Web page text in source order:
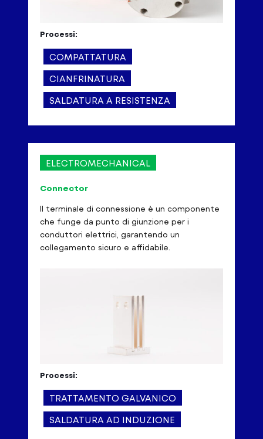
Processi:
COMPATTATURA
CIANFRINATURA
SALDATURA A RESISTENZA
ELECTROMECHANICAL
Connector
Il terminale di connessione è un componente
che funge da punto di giunzione per i
conduttori elettrici, garantendo un
collegamento sicuro e affidabile.
Processi:
TRATTAMENTO GALVANICO
SALDATURA AD INDUZIONE